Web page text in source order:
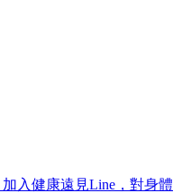
加入健康遠見Line，對身體